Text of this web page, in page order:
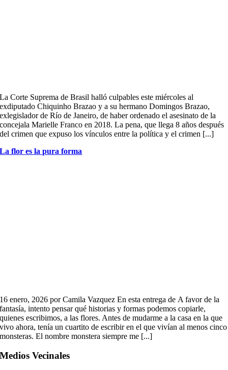
La Corte Suprema de Brasil halló culpables este miércoles al
exdiputado Chiquinho Brazao y a su hermano Domingos Brazao,
exlegislador de Río de Janeiro, de haber ordenado el asesinato de la
concejala Marielle Franco en 2018. La pena, que llega 8 años después
del crimen que expuso los vínculos entre la política y el crimen [...]
La flor es la pura forma
16 enero, 2026 por Camila Vazquez En esta entrega de A favor de la
fantasía, intento pensar qué historias y formas podemos copiarle,
quienes escribimos, a las flores. Antes de mudarme a la casa en la que
vivo ahora, tenía un cuartito de escribir en el que vivían al menos cinco
monsteras. El nombre monstera siempre me [...]
Medios Vecinales